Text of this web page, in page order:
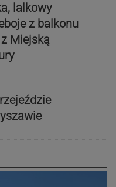
lalkowy
z balkonu
Miejską